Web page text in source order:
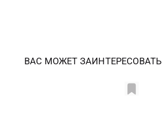
ВАС МОЖЕТ ЗАИНТЕРЕСОВАТЬ